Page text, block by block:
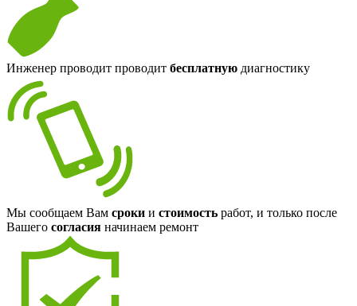
Инженер проводит проводит бесплатную диагностику
Мы сообщаем Вам сроки и стоимость работ, и только после
Вашего согласия начинаем ремонт